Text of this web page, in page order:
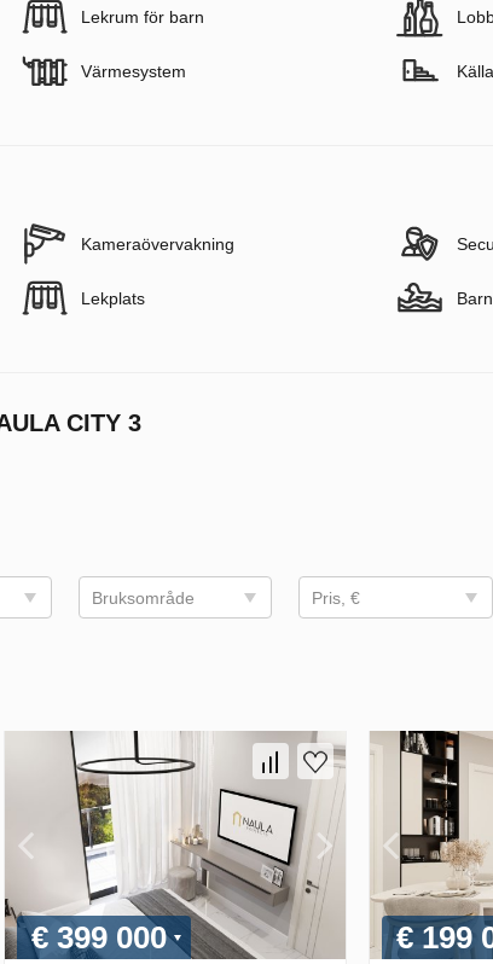
Lekrum för barn
Värmesystem
Kameraövervakning
Lekplats
CITY 3
Bruksområde Pris, €
€ 399 000 € 199